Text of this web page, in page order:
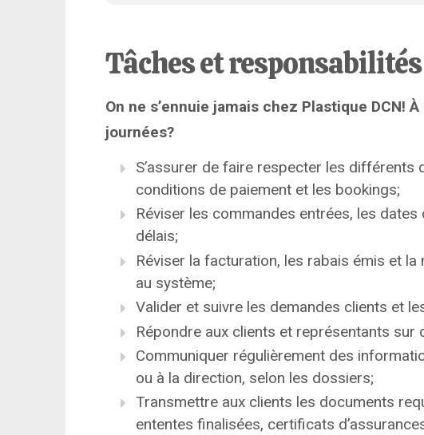
Tâches et responsabilités
On ne s’ennuie jamais chez Plastique DCN!
journées?
S’assurer de faire respecter les différents
conditions de paiement et les bookings;
Réviser les commandes entrées, les
délais;
Réviser la facturation, les rabais émis et
au système;
Valider et suivre les demandes clients et
Répondre aux clients et représentants sur
Communiquer régulièrement des
ou à la direction, selon les dossiers;
Transmettre aux clients les documents
ententes finalisées, certificats